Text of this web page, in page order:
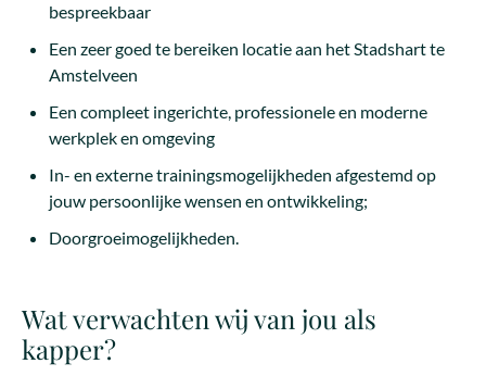
bespreekbaar
Een zeer goed te bereiken locatie aan het Stadshart te
Amstelveen
Een compleet ingerichte, professionele en moderne
werkplek en omgeving
In- en externe trainingsmogelijkheden afgestemd op
jouw persoonlijke wensen en ontwikkeling;
Doorgroeimogelijkheden.
Wat verwachten wij van jou als
kapper?